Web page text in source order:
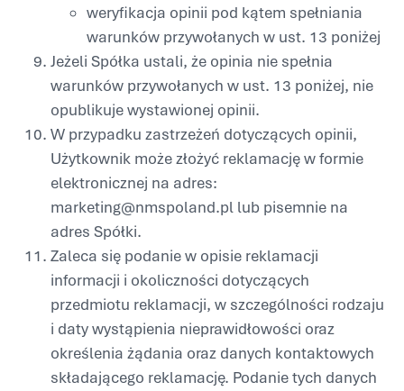
weryfikacja opinii pod kątem spełniania
warunków przywołanych w ust. 13 poniżej
Jeżeli Spółka ustali, że opinia nie spełnia
warunków przywołanych w ust. 13 poniżej, nie
opublikuje wystawionej opinii.
W przypadku zastrzeżeń dotyczących opinii,
Użytkownik może złożyć reklamację w formie
elektronicznej na adres:
marketing@nmspoland.pl lub pisemnie na
adres Spółki.
Zaleca się podanie w opisie reklamacji
informacji i okoliczności dotyczących
przedmiotu reklamacji, w szczególności rodzaju
i daty wystąpienia nieprawidłowości oraz
określenia żądania oraz danych kontaktowych
składającego reklamację. Podanie tych danych